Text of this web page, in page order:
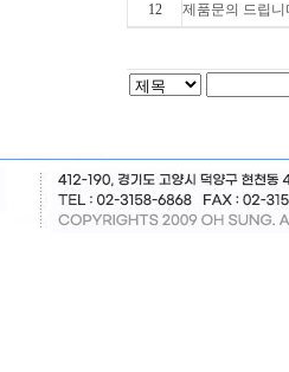
12
제품문의 드립니